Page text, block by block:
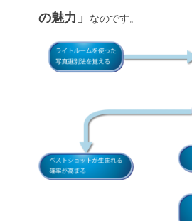
の魅力」
なのです。